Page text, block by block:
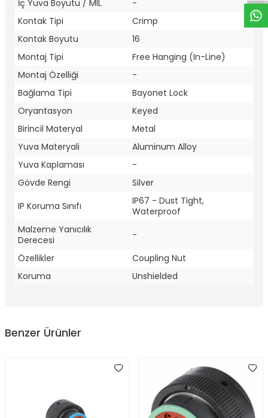
İç Yuva Boyutu / MIL
-
Kontak Tipi
Crimp
Kontak Boyutu
16
Montaj Tipi
Free Hanging (In-Line)
Montaj Özelliği
-
Bağlama Tipi
Bayonet Lock
Oryantasyon
Keyed
Birincil Materyal
Metal
Yuva Materyali
Aluminum Alloy
Yuva Kaplaması
-
Gövde Rengi
Silver
IP Koruma Sınıfı
IP67 - Dust Tight,
Waterproof
Malzeme Yanıcılık
Derecesi
-
Özellikler
Coupling Nut
Koruma
Unshielded
Benzer Ürünler